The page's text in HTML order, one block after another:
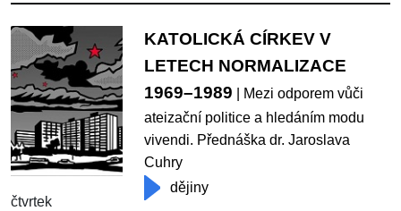
čtvrtek
KATOLICKÁ CÍRKEV V
LETECH NORMALIZACE
1969–1989 | Mezi odporem vůči
ateizační politice a hledáním modu
vivendi. Přednáška dr. Jaroslava
Cuhry
dějiny